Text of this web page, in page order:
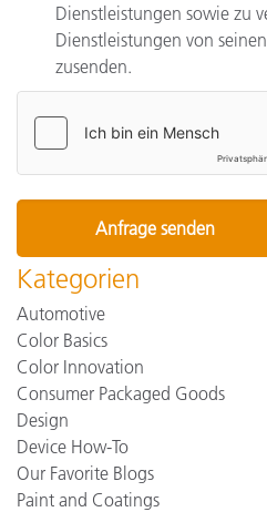
Dienstleistungen sowie zu
Dienstleistungen von
zusenden.
Kategorien
Automotive
Color Basics
Color Innovation
Consumer Packaged Goods
Design
Device How-To
Our Favorite Blogs
Paint and Coatings